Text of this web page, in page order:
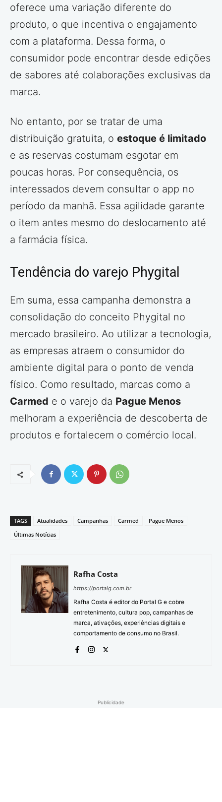
oferece uma variação diferente do
produto, o que incentiva o engajamento
com a plataforma. Dessa forma, o
consumidor pode encontrar desde edições
de sabores até colaborações exclusivas da
marca.
No entanto, por se tratar de uma
distribuição gratuita, o estoque é limitado
e as reservas costumam esgotar em
poucas horas. Por consequência, os
interessados devem consultar o app no
período da manhã. Essa agilidade garante
o item antes mesmo do deslocamento até
a farmácia física.
Tendência do varejo Phygital
Em suma, essa campanha demonstra a
consolidação do conceito Phygital no
mercado brasileiro. Ao utilizar a tecnologia,
as empresas atraem o consumidor do
ambiente digital para o ponto de venda
físico. Como resultado, marcas como a
Carmed e o varejo da Pague Menos
melhoram a experiência de descoberta de
produtos e fortalecem o comércio local.
TAGS Atualidades Campanhas Carmed
Pague Menos
Últimas Notícias
Rafha Costa
https://portalg.com.br
Rafha Costa é editor do Portal G e cobre
entretenimento, cultura pop, campanhas de
marca, ativações, experiências digitais e
comportamento de consumo no Brasil.
Publicidade